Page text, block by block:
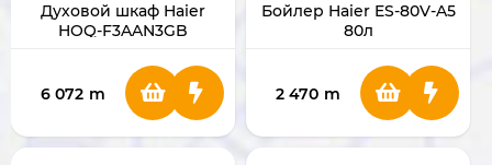
Духовой шкаф Haier
HOQ-F3AAN3GB
6 072 m
Бойлер Haier ES-80V-A5
80л
2 470 m